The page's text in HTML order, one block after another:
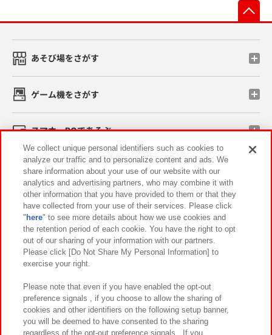
あそび場をさがす
ゲーム機をさがす
スマホ・PCであそぶ
イベント・キャンペーン
関連会社 サステナビリティ サイトポリシー
プライバシーポリシー ウェブアクセシビリティ方針と検証結果
お取引先さまとともに
カスタマーハラスメント対応方針 よくあるご質問・お問い合わせ
We collect unique personal identifiers such as cookies to
analyze our traffic and to personalize content and ads. We
share information about your use of our website with our
analytics and advertising partners, who may combine it with
other information that you have provided to them or that they
have collected from your use of their services. Please click
" here" to see more details about how we use cookies and
the retention period of each cookie. You have the right to opt
out of our sharing of your information with our partners.
Please click [Do Not Share My Personal Information] to
exercise your right.
Please note that even if you have enabled the opt-out
preference signals , if you choose to allow the sharing of
cookies and other identifiers on the following setup banner,
you will be deemed to have consented to the sharing
regardless of the opt-out preference signals . If you